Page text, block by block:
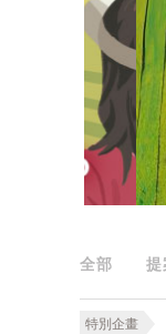
全部 提
特別企畫